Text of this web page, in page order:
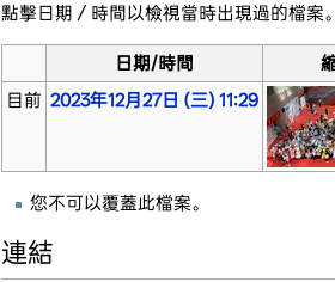
點擊日期／時間以檢視當時出現過的檔案
日期/時間
目前 2023年12月27日 (三) 11:29
您不可以覆蓋此檔案。
連結